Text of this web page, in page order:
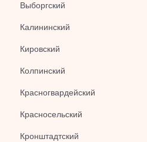
Выборгский
Калининский
Кировский
Колпинский
Красногвардейский
Красносельский
Кронштадтский